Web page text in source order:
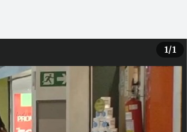
1/1